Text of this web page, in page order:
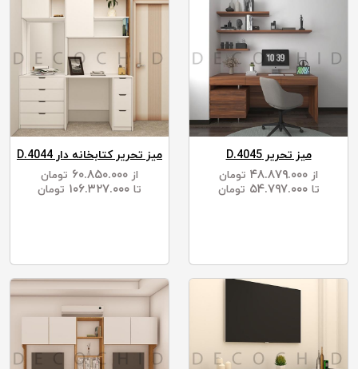
میز تحریر D.4045
از
تومان
تا ۵۴.۷۹۷.۰۰۰ تومان
میز تحریر کتابخانه دار D.4044
از
تومان
تا
تومان